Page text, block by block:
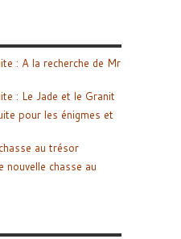
: A la recherche de Mr
: Le Jade et le Granit
pour les énigmes et
au trésor
nouvelle chasse au